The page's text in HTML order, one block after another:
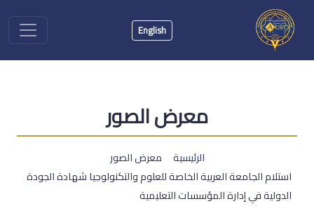
English
معرض الصور
الرئيسية
معرض الصور
استلام الجامعة العربية الخاصة للعلوم والتكنولوجيا شهادة الجودة
الدولية في إدارة المؤسسات التعليمية